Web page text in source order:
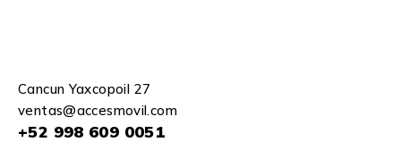
Cancun Yaxcopoil 27
ventas@accesmovil.com
+52 998 609 0051